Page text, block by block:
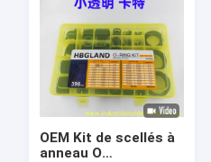
OEM Kit de scellés à
anneau O